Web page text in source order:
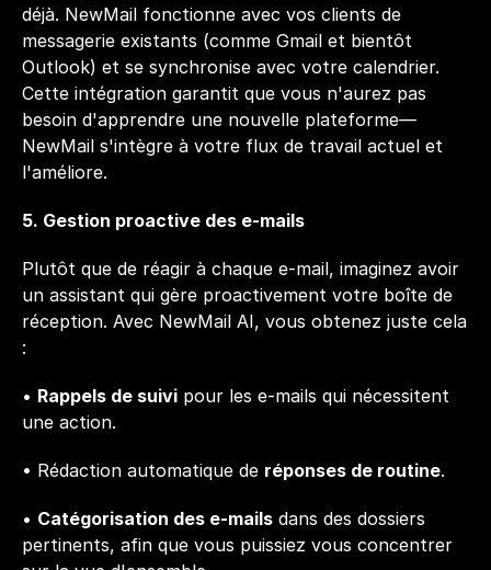
déjà. NewMail fonctionne avec vos clients de
messagerie existants (comme Gmail et bientôt
Outlook) et se synchronise avec votre calendrier.
Cette intégration garantit que vous n'aurez pas
besoin d'apprendre une nouvelle plateforme—
NewMail s'intègre à votre flux de travail actuel et
l'améliore.
5. Gestion proactive des e-mails
Plutôt que de réagir à chaque e-mail, imaginez avoir
un assistant qui gère proactivement votre boîte de
réception. Avec NewMail AI, vous obtenez juste cela
:
• Rappels de suivi pour les e-mails qui nécessitent
une action.
• Rédaction automatique de réponses de routine.
• Catégorisation des e-mails dans des dossiers
pertinents, afin que vous puissiez vous concentrer